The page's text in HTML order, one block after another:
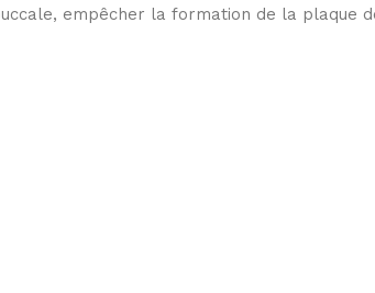
empêcher la formation de la